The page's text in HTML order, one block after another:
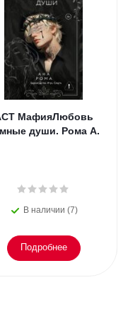
МафияЛюбовь
души. Рома А.
В наличии (7)
Подробнее